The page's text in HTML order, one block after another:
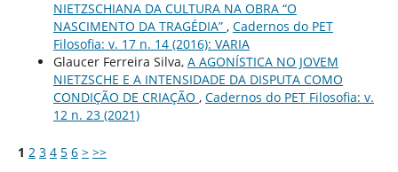
NIETZSCHIANA DA CULTURA NA OBRA “O
NASCIMENTO DA TRAGÉDIA” , Cadernos do PET
Filosofia: v. 17 n. 14 (2016): VARIA
Glaucer Ferreira Silva, A AGONÍSTICA NO JOVEM
NIETZSCHE E A INTENSIDADE DA DISPUTA COMO
CONDIÇÃO DE CRIAÇÃO , Cadernos do PET Filosofia: v.
12 n. 23 (2021)
1 2 3 4 5 6 > >>